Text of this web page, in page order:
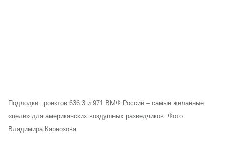
Подлодки проектов 636.3 и 971 ВМФ России – самые желанные
«цели» для американских воздушных разведчиков. Фото
Владимира Карнозова